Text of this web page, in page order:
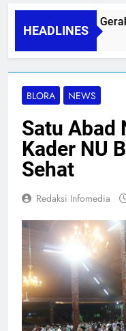
HEADLINES
PAPA SIDINI,
06/08/2026
BLORA NEWS
Satu Abad
Kader NU
Sehat
Redaksi Infomedia